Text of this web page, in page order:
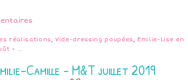
réalisations,Vide-dressing poupées, Emilie-Lise en
- …
Camille - M&T juillet 2019